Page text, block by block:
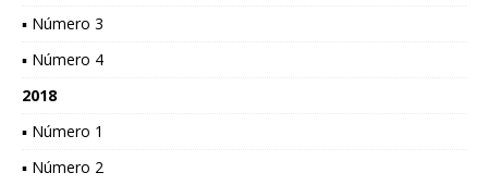
▪ Número 3
▪ Número 4
2018
▪ Número 1
▪ Número 2